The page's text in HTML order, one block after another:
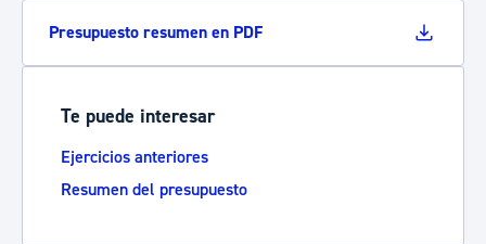
Presupuesto resumen en PDF
Te puede interesar
Ejercicios anteriores
Resumen del presupuesto